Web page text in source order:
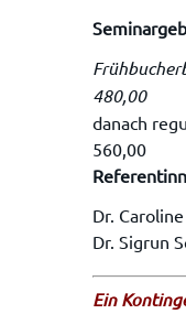
480,00
danach
560,00
Dr.
Dr. Sigrun
Ein